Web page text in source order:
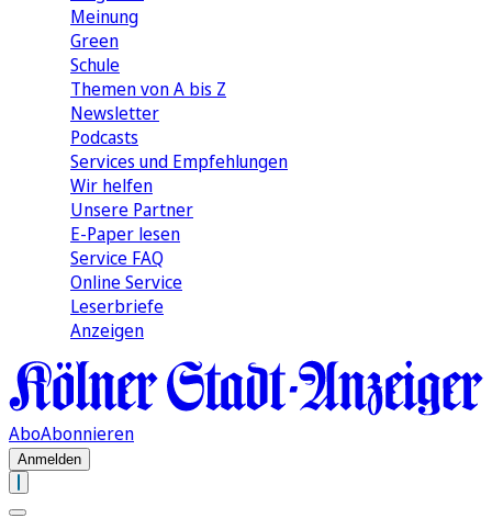
Meinung
Green
Schule
Themen von A bis Z
Newsletter
Podcasts
Services und Empfehlungen
Wir helfen
Unsere Partner
E-Paper lesen
Service FAQ
Online Service
Leserbriefe
Anzeigen
AboAbonnieren
Anmelden